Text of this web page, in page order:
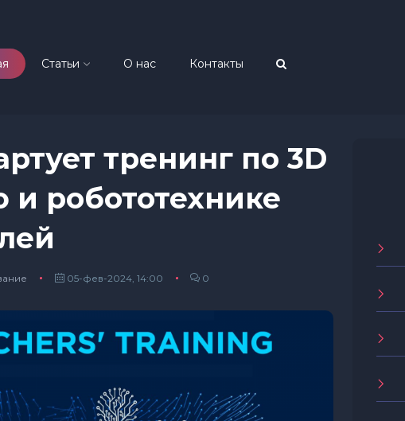
Статьи О нас Контакты
тренинг по 3D
робототехнике
05-фев-2024, 14:00 0